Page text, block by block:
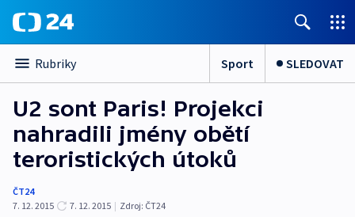
Rubriky Sport SLEDOVAT
U2 sont Paris! Projekci
nahradili jmény obětí
teroristických útoků
ČT24
7. 12. 2015
7. 12. 2015 | Zdroj: ČT24